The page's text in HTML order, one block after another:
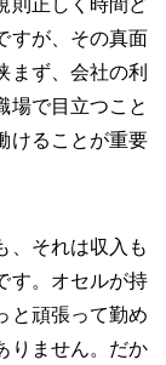
則正しく時間ど
すが、その真面
まず、会社の利
場で目立つこと
けることが重要
、それは収入も
す。オセルが持
と頑張って勤め
りません。だか